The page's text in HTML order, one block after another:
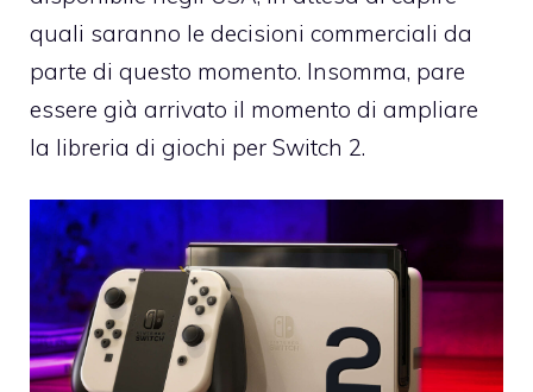
quali saranno le decisioni commerciali da
parte di questo momento. Insomma, pare
essere già arrivato il momento di ampliare
la libreria di giochi per Switch 2.